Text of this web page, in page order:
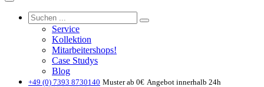
Service
Kollektion
Mitarbeitershops!
Case Studys
Blog
+49 (0) 7393 8730140 Muster ab 0€ Angebot innerhalb 24h